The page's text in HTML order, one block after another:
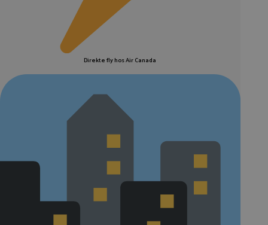
Direkte fly hos Air Canada